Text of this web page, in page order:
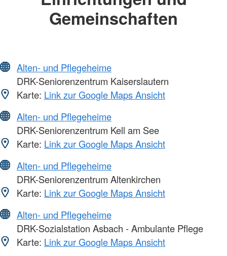
Gemeinschaften
Alten- und Pflegeheime
DRK-Seniorenzentrum Kaiserslautern
Karte: Link zur Google Maps Ansicht
Alten- und Pflegeheime
DRK-Seniorenzentrum Kell am See
Karte: Link zur Google Maps Ansicht
Alten- und Pflegeheime
DRK-Seniorenzentrum Altenkirchen
Karte: Link zur Google Maps Ansicht
Alten- und Pflegeheime
DRK-Sozialstation Asbach - Ambulante Pflege
Karte: Link zur Google Maps Ansicht